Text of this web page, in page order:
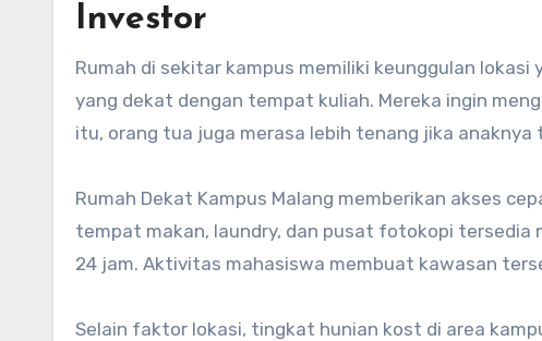
Investor
Rumah di sekitar kampus memiliki keunggulan
yang dekat dengan tempat kuliah. Mereka ingin
itu, orang tua juga merasa lebih tenang jika
Rumah Dekat Kampus Malang memberikan akses
tempat makan, laundry, dan pusat fotokopi tersedia
24 jam. Aktivitas mahasiswa membuat kawasan
Selain faktor lokasi, tingkat hunian kost di area